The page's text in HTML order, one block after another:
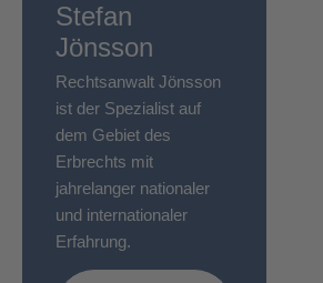
Stefan
Jönsson
Rechtsanwalt Jönsson
ist der Spezialist auf
dem Gebiet des
Erbrechts mit
jahrelanger nationaler
und internationaler
Erfahrung.